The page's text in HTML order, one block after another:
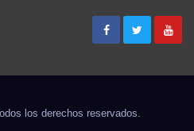
los derechos reservados.